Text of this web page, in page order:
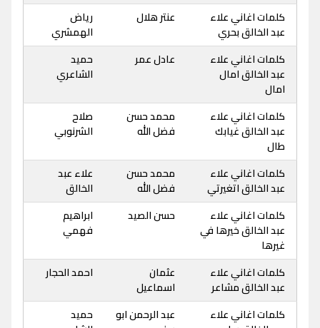
كلمات اغاني علاء
عبد الخالق بحري
عنتر هلال
رياض
الهمشري
كلمات اغاني علاء
عبد الخالق امال
امال
عادل عمر
حميد
الشاعري
كلمات اغاني علاء
عبد الخالق غيابك
طال
محمد حسن
فضل الله
صلاح
الشرنوبي
كلمات اغاني علاء
عبد الخالق اتغيرتي
محمد حسن
فضل الله
علاء عبد
الخالق
كلمات اغاني علاء
عبد الخالق خيرها في
غيرها
حسن الصيد
ابراهيم
فهمي
كلمات اغاني علاء
عبد الخالق مشاعر
عثمان
اسماعيل
احمد الحجار
كلمات اغاني علاء
عبد الرحمن ابو
حميد